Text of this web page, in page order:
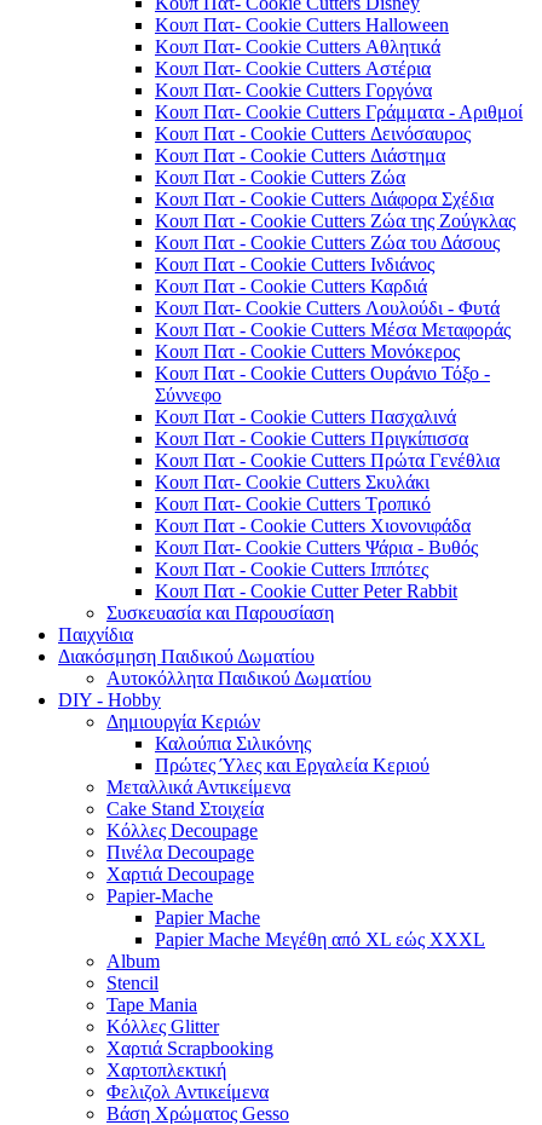
Κουπ Πατ- Cookie Cutters Halloween
Κουπ Πατ- Cookie Cutters Αθλητικά
Κουπ Πατ- Cookie Cutters Αστέρια
Κουπ Πατ- Cookie Cutters Γοργόνα
Κουπ Πατ- Cookie Cutters Γράμματα - Αριθμοί
Κουπ Πατ - Cookie Cutters Δεινόσαυρος
Κουπ Πατ - Cookie Cutters Διάστημα
Κουπ Πατ - Cookie Cutters Ζώα
Κουπ Πατ - Cookie Cutters Διάφορα Σχέδια
Κουπ Πατ - Cookie Cutters Ζώα της Ζούγκλας
Κουπ Πατ - Cookie Cutters Ζώα του Δάσους
Κουπ Πατ - Cookie Cutters Ινδιάνος
Κουπ Πατ - Cookie Cutters Καρδιά
Κουπ Πατ- Cookie Cutters Λουλούδι - Φυτά
Κουπ Πατ - Cookie Cutters Μέσα Μεταφοράς
Κουπ Πατ - Cookie Cutters Μονόκερος
Κουπ Πατ - Cookie Cutters Ουράνιο Τόξο -
Σύννεφο
Κουπ Πατ - Cookie Cutters Πασχαλινά
Κουπ Πατ - Cookie Cutters Πριγκίπισσα
Κουπ Πατ - Cookie Cutters Πρώτα Γενέθλια
Κουπ Πατ- Cookie Cutters Σκυλάκι
Κουπ Πατ- Cookie Cutters Τροπικό
Κουπ Πατ - Cookie Cutters Χιονονιφάδα
Κουπ Πατ- Cookie Cutters Ψάρια - Βυθός
Κουπ Πατ - Cookie Cutters Ιππότες
Κουπ Πατ - Cookie Cutter Peter Rabbit
Συσκευασία και Παρουσίαση
Παιχνίδια
Διακόσμηση Παιδικού Δωματίου
Αυτοκόλλητα Παιδικού Δωματίου
DIY - Hobby
Δημιουργία Κεριών
Καλούπια Σιλικόνης
Πρώτες Ύλες και Εργαλεία Κεριού
Μεταλλικά Αντικείμενα
Cake Stand Στοιχεία
Κόλλες Decoupage
Πινέλα Decoupage
Χαρτιά Decoupage
Papier-Mache
Papier Mache
Papier Mache Μεγέθη από XL εώς XXXL
Album
Stencil
Tape Mania
Κόλλες Glitter
Χαρτιά Scrapbooking
Χαρτοπλεκτική
Φελιζολ Αντικείμενα
Βάση Χρώματος Gesso